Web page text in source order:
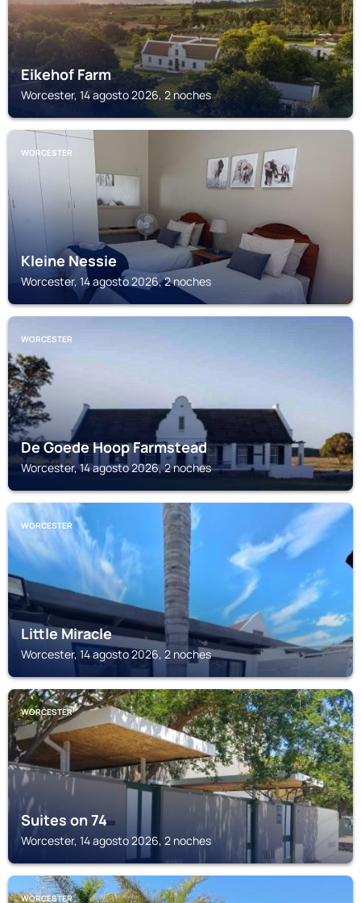
Eikehof Farm
Worcester, 14 agosto 2026, 2 noches
WORCESTER
Kleine Nessie
Worcester, 14 agosto 2026, 2 noches
WORCESTER
De Goede Hoop Farmstead
Worcester, 14 agosto 2026, 2 noches
WORCESTER
Little Miracle
Worcester, 14 agosto 2026, 2 noches
WORCESTER
Suites on 74
Worcester, 14 agosto 2026, 2 noches
WORCESTER